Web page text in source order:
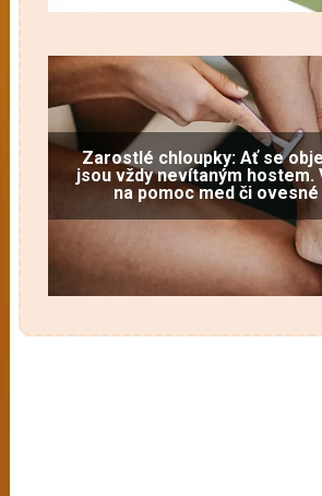
Zarostlé chloupky: Ať se
jsou vždy nevítaným hostem.
na pomoc med či